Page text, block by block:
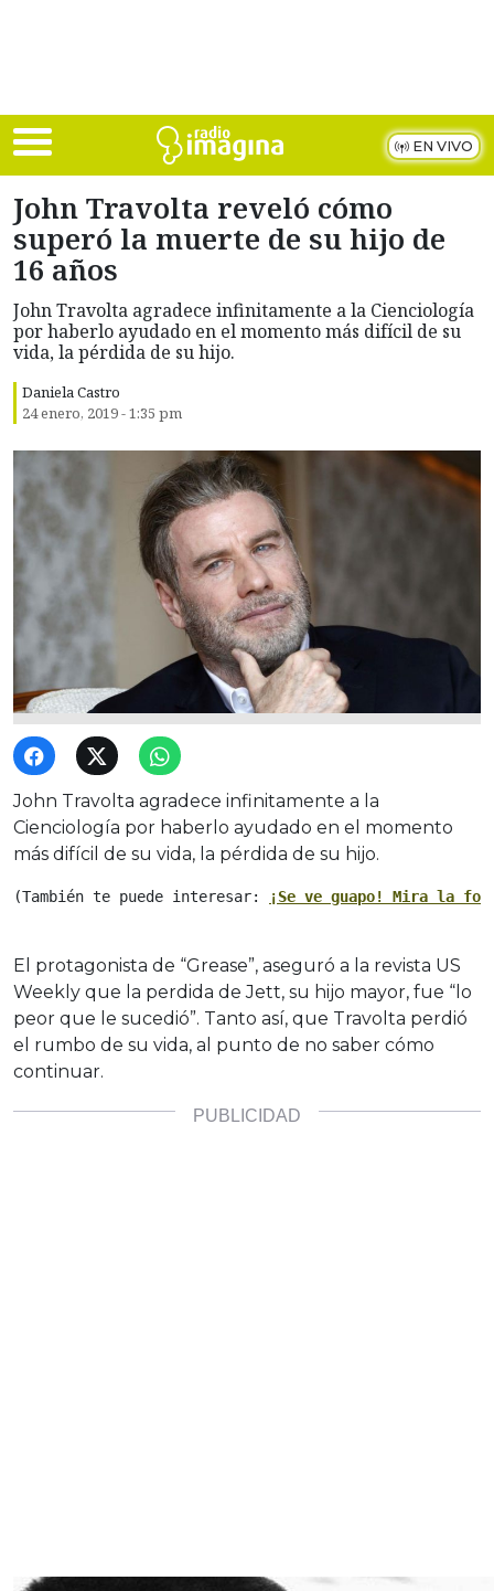
EN VIVO
John Travolta reveló cómo
superó la muerte de su hijo de
16 años
John Travolta agradece infinitamente a la Cienciología
por haberlo ayudado en el momento más difícil de su
vida, la pérdida de su hijo.
Daniela Castro
24 enero, 2019 - 1:35 pm
John Travolta agradece infinitamente a la
Cienciología por haberlo ayudado en el momento
más difícil de su vida, la pérdida de su hijo.
(También te puede interesar: ¡Se ve guapo! Mira la
El protagonista de “Grease”, aseguró a la revista US
Weekly que la perdida de Jett, su hijo mayor, fue “lo
peor que le sucedió”. Tanto así, que Travolta perdió
el rumbo de su vida, al punto de no saber cómo
continuar.